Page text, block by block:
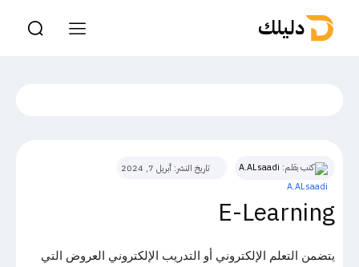
دليلك
كتب بقلم: A.ALsaadi تاريخ النشر: أبريل 7, 2024
E-Learning
يتضمن التعلم الإلكتروني أو التدريب الإلكتروني العروض التي